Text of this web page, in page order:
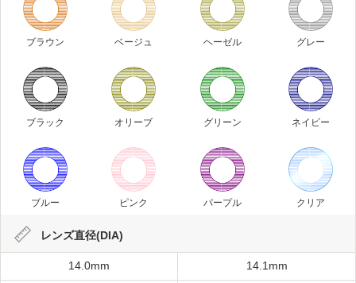
ブラウン ベージュ ヘーゼル グレー
ブラック オリーブ グリーン ネイビー
ブルー ピンク パープル クリア
レンズ直径(DIA)
14.0mm 14.1mm